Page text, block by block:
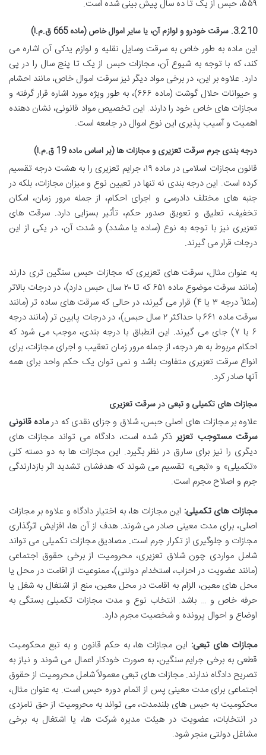
۵۵۹، حبس از یک تا ده سال پیش بینی شده است.
3.2.10. سرقت خودرو و لوازم آن، یا سایر اموال خاص (ماده 665 ق.م.ا)
این ماده به طور خاص به سرقت وسایل نقلیه و لوازم یدکی آن اشاره می
کند، که با توجه به شیوع آن، مجازات حبس از یک تا پنج سال را در پی
دارد. علاوه بر این، در برخی مواد دیگر نیز سرقت اموال خاص، مانند احشام
و حیوانات حلال گوشت (ماده ۶۶۶)، به طور ویژه مورد اشاره قرار گرفته و
مجازات های خاص خود را دارند. این تخصیص مواد قانونی، نشان دهنده
اهمیت و آسیب پذیری این نوع اموال در جامعه است.
درجه بندی جرم سرقت تعزیری و مجازات ها (بر اساس ماده 19 ق.م.ا)
قانون مجازات اسلامی در ماده ۱۹، جرایم تعزیری را به هشت درجه تقسیم
کرده است. این درجه بندی نه تنها در تعیین نوع و میزان مجازات، بلکه در
جنبه های مختلف دادرسی و اجرای احکام، از جمله مرور زمان، امکان
تخفیف، تعلیق و تعویق صدور حکم، تأثیر بسزایی دارد. سرقت های
تعزیری نیز با توجه به نوع (ساده یا مشدد) و شدت آن، در یکی از این
درجات قرار می گیرند.
به عنوان مثال، سرقت های تعزیری که مجازات حبس سنگین تری دارند
(مانند سرقت موضوع ماده ۶۵۱ که تا ۲۰ سال حبس دارد)، در درجات بالاتر
(مثلاً درجه ۳ یا ۴) قرار می گیرند، در حالی که سرقت های ساده تر (مانند
سرقت ماده ۶۶۱ با حداکثر ۲ سال حبس)، در درجات پایین تر (مانند درجه
۶ یا ۷) جای می گیرند. این انطباق با درجه بندی، موجب می شود که
احکام مربوط به هر درجه، از جمله مرور زمان تعقیب و اجرای مجازات، برای
انواع سرقت تعزیری متفاوت باشد و نمی توان یک حکم واحد برای همه
آنها صادر کرد.
مجازات های تکمیلی و تبعی در سرقت تعزیری
علاوه بر مجازات های اصلی حبس، شلاق و جزای نقدی که درماده قانونی
سرقت مستوجب تعزیرذکر شده است، دادگاه می تواند مجازات های
دیگری را نیز برای سارق در نظر بگیرد. این مجازات ها به دو دسته کلی
«تکمیلی» و «تبعی» تقسیم می شوند که هدفشان تشدید اثر بازدارندگی
جرم و اصلاح مجرم است.
مجازات های تکمیلی: این مجازات ها، به اختیار دادگاه و علاوه بر مجازات
اصلی، برای مدت معینی صادر می شوند. هدف از آن ها، افزایش اثرگذاری
مجازات و جلوگیری از تکرار جرم است. مصادیق مجازات تکمیلی می تواند
شامل مواردی چون شلاق تعزیری، محرومیت از برخی حقوق اجتماعی
(مانند عضویت در احزاب، استخدام دولتی)، ممنوعیت از اقامت در محل یا
محل های معین، الزام به اقامت در محل معین، منع از اشتغال به شغل یا
حرفه خاص و … باشد. انتخاب نوع و مدت مجازات تکمیلی بستگی به
اوضاع و احوال پرونده و شخصیت مجرم دارد.
مجازات های تبعی: این مجازات ها، به حکم قانون و به تبع محکومیت
قطعی به برخی جرایم سنگین، به صورت خودکار اعمال می شوند و نیاز به
تصریح دادگاه ندارند. مجازات های تبعی معمولاً شامل محرومیت از حقوق
اجتماعی برای مدت معینی پس از اتمام دوره حبس است. به عنوان مثال،
محکومیت به حبس های بلندمدت، می تواند به محرومیت از حق نامزدی
در انتخابات، عضویت در هیئت مدیره شرکت ها، یا اشتغال به برخی
مشاغل دولتی منجر شود.